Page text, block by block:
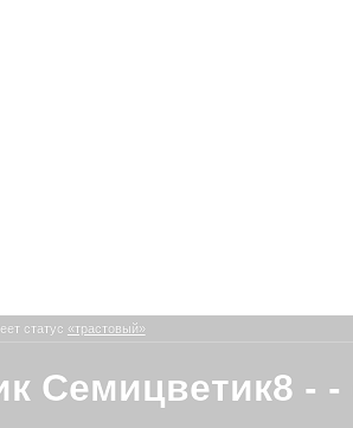
статус «трастовый»
Семицветик8 - -